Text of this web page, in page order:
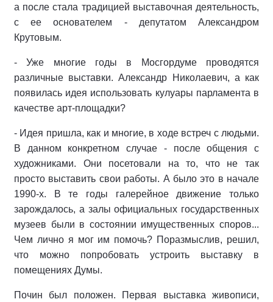
а после стала традицией выставочная деятельность,
с ее основателем - депутатом Александром
Крутовым.
- Уже многие годы в Мосгордуме проводятся
различные выставки. Александр Николаевич, а как
появилась идея использовать кулуары парламента в
качестве арт-площадки?
- Идея пришла, как и многие, в ходе встреч с людьми.
В данном конкретном случае - после общения с
художниками. Они посетовали на то, что не так
просто выставить свои работы. А было это в начале
1990-х. В те годы галерейное движение только
зарождалось, а залы официальных государственных
музеев были в состоянии имущественных споров...
Чем лично я мог им помочь? Поразмыслив, решил,
что можно попробовать устроить выставку в
помещениях Думы.
Почин был положен. Первая выставка живописи,